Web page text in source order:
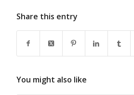
Share this entry
You might also like